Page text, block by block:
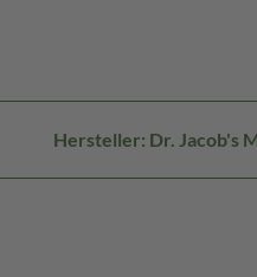
Hersteller: Dr. Jacob's